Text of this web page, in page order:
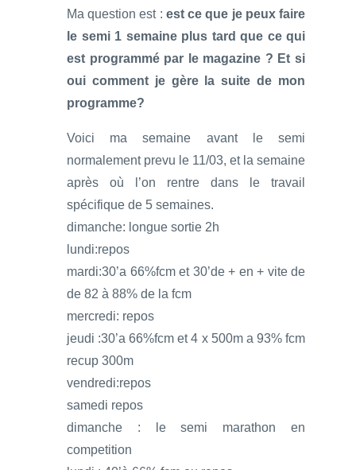
Ma question est : est ce que je peux faire
le semi 1 semaine plus tard que ce qui
est programmé par le magazine ? Et si
oui comment je gère la suite de mon
programme?
Voici ma semaine avant le semi
normalement prevu le 11/03, et la semaine
après où l’on rentre dans le travail
spécifique de 5 semaines.
dimanche: longue sortie 2h
lundi:repos
mardi:30’a 66%fcm et 30’de + en + vite de
de 82 à 88% de la fcm
mercredi: repos
jeudi :30’a 66%fcm et 4 x 500m a 93% fcm
recup 300m
vendredi:repos
samedi repos
dimanche : le semi marathon en
competition